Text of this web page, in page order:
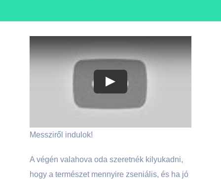
Play
Messziről indulok!
A végén valahova oda szeretnék kilyukadni,
hogy a természet mennyire zseniális, és ha jó